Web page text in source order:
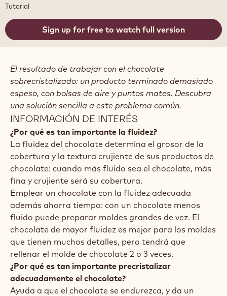
o
:
sobrecristalizado
Tutorial
Sign up for free to watch full version
El resultado de trabajar con el chocolate
sobrecristalizado: un producto terminado demasiado
espeso, con bolsas de aire y puntos mates. Descubra
una solución sencilla a este problema común.
INFORMACIÓN DE INTERÉS
¿Por qué es tan importante la fluidez?
La fluidez del chocolate determina el grosor de la
cobertura y la textura crujiente de sus productos de
chocolate: cuando más fluido sea el chocolate, más
fina y crujiente será su cobertura.
Emplear un chocolate con la fluidez adecuada
además ahorra tiempo: con un chocolate menos
fluido puede preparar moldes grandes de vez. El
chocolate de mayor fluidez es mejor para los moldes
que tienen muchos detalles, pero tendrá que
rellenar el molde de chocolate 2 o 3 veces.
¿Por qué es tan importante precristalizar
adecuadamente el chocolate?
Ayuda a que el chocolate se endurezca, y da un